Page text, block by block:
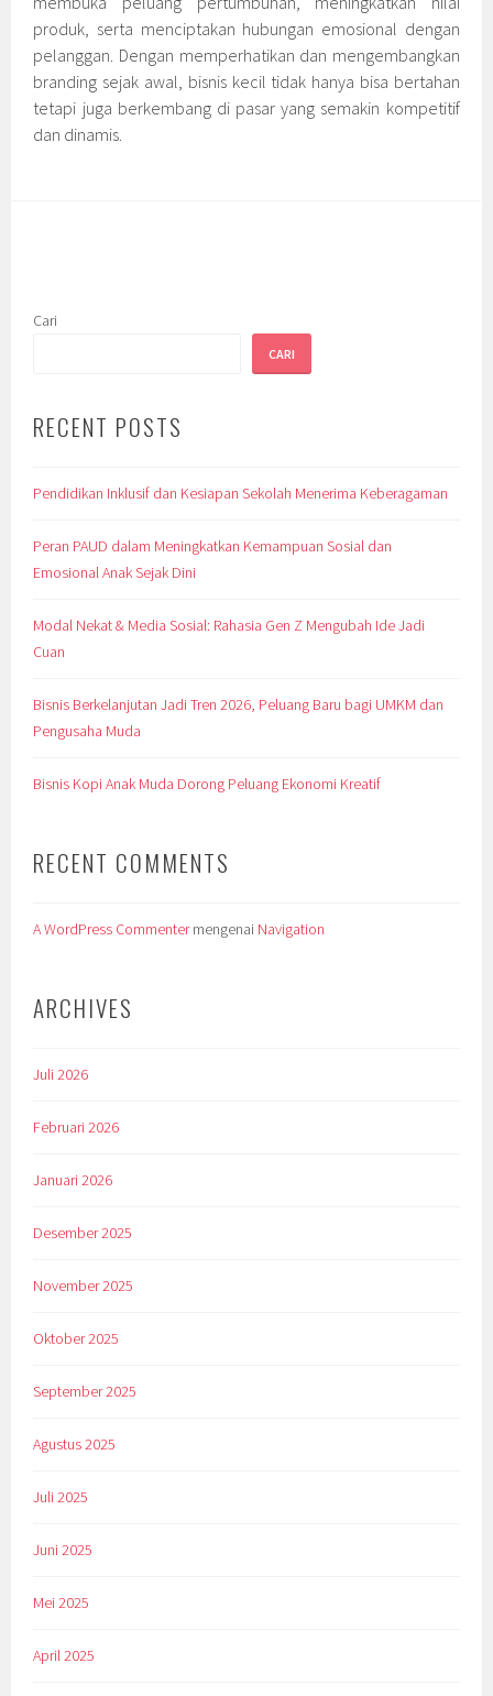
produk, serta menciptakan hubungan emosional dengan
pelanggan. Dengan memperhatikan dan mengembangkan
branding sejak awal, bisnis kecil tidak hanya bisa bertahan
tetapi juga berkembang di pasar yang semakin kompetitif
dan dinamis.
Cari
CARI
RECENT POSTS
Pendidikan Inklusif dan Kesiapan Sekolah Menerima Keberagaman
Peran PAUD dalam Meningkatkan Kemampuan Sosial dan
Emosional Anak Sejak Dini
Modal Nekat & Media Sosial: Rahasia Gen Z Mengubah Ide Jadi
Cuan
Bisnis Berkelanjutan Jadi Tren 2026, Peluang Baru bagi UMKM dan
Pengusaha Muda
Bisnis Kopi Anak Muda Dorong Peluang Ekonomi Kreatif
RECENT COMMENTS
A WordPress Commentermengenai Navigation
ARCHIVES
Juli 2026
Februari 2026
Januari 2026
Desember 2025
November 2025
Oktober 2025
September 2025
Agustus 2025
Juli 2025
Juni 2025
Mei 2025
April 2025